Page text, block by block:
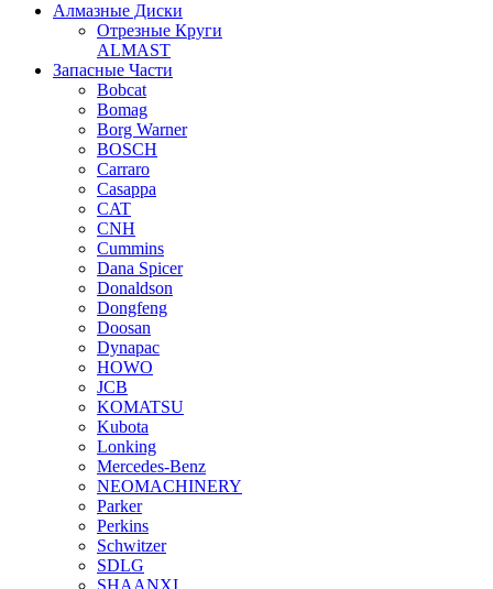
Алмазные Диски
Отрезные Круги
ALMAST
Запасные Части
Bobcat
Bomag
Borg Warner
BOSCH
Carraro
Casappa
CAT
CNH
Cummins
Dana Spicer
Donaldson
Dongfeng
Doosan
Dynapac
HOWO
JCB
KOMATSU
Kubota
Lonking
Mercedes-Benz
NEOMACHINERY
Parker
Perkins
Schwitzer
SDLG